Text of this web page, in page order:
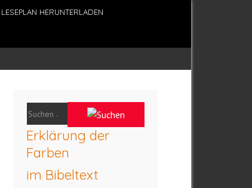
LESEPLAN HERUNTERLADEN
Erklärung der
Farben
im Bibeltext